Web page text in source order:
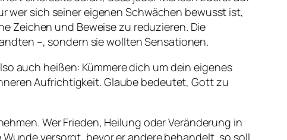
wer sich seiner eigenen Schwächen bewusst ist,
Zeichen und Beweise zu reduzieren. Die
–, sondern sie wollten Sensationen.
auch heißen: Kümmere dich um dein eigenes
Aufrichtigkeit. Glaube bedeutet, Gott zu
Wer Frieden, Heilung oder Veränderung in
versorgt, bevor er andere behandelt, so soll